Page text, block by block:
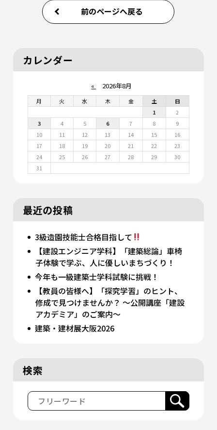
前のページへ戻る
カレンダー
« 2026年8月
月 火 水 木 金 土
日
1
2
3
4 5 6 7 8
9
10
11 12 13 14 15
16
17
18 19 20 21 22
23
24
25 26 27 28 29
30
31
最近の投稿
3級造園技能士合格目指して
【建設エンジニア学科】「建築総論」車椅
子体験で学ぶ、人に優しいまちづくり！
今年も一級建築士学科試験に挑戦！
【教員の皆様へ】「探究学習」のヒント、
修成で見つけませんか？ 〜公開講座「建設
アカデミア」のご案内〜
建築・建材展大阪2026
検索